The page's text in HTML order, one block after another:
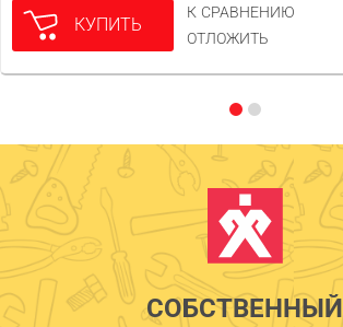
КУПИТЬ
К СРАВНЕНИЮ
ОТЛОЖИТЬ
СОБСТВЕННЫЙ